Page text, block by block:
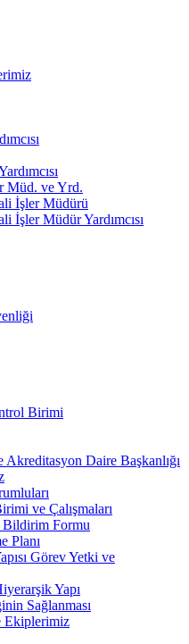
Müd. ve Yrd.
İşler Müdürü
İşler Müdür Yardımcısı
Birimi
Akreditasyon Daire Başkanlığı
ve Çalışmaları
Bildirim Formu
Planı
Görev Yetki ve
Yapı
Sağlanması
Ekiplerimiz